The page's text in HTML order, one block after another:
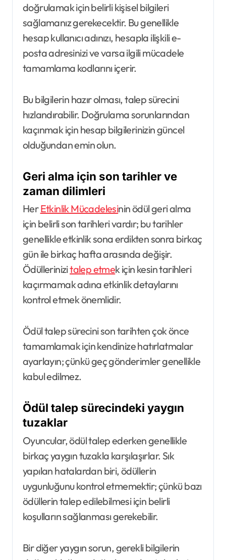
doğrulamak için belirli kişisel bilgileri
sağlamanız gerekecektir. Bu genellikle
hesap kullanıcı adınızı, hesapla ilişkili e-
posta adresinizi ve varsa ilgili mücadele
tamamlama kodlarını içerir.
Bu bilgilerin hazır olması, talep sürecini
hızlandırabilir. Doğrulama sorunlarından
kaçınmak için hesap bilgilerinizin güncel
olduğundan emin olun.
Geri alma için son tarihler ve
zaman dilimleri
HerEtkinlik Mücadelesinin ödül geri alma
için belirli son tarihleri vardır; bu tarihler
genellikle etkinlik sona erdikten sonra birkaç
gün ile birkaç hafta arasında değişir.
Ödüllerinizitalep etmek için kesin tarihleri
kaçırmamak adına etkinlik detaylarını
kontrol etmek önemlidir.
Ödül talep sürecini son tarihten çok önce
tamamlamak için kendinize hatırlatmalar
ayarlayın; çünkü geç gönderimler genellikle
kabul edilmez.
Ödül talep sürecindeki yaygın
tuzaklar
Oyuncular, ödül talep ederken genellikle
birkaç yaygın tuzakla karşılaşırlar. Sık
yapılan hatalardan biri, ödüllerin
uygunluğunu kontrol etmemektir; çünkü bazı
ödüllerin talep edilebilmesi için belirli
koşulların sağlanması gerekebilir.
Bir diğer yaygın sorun, gerekli bilgilerin